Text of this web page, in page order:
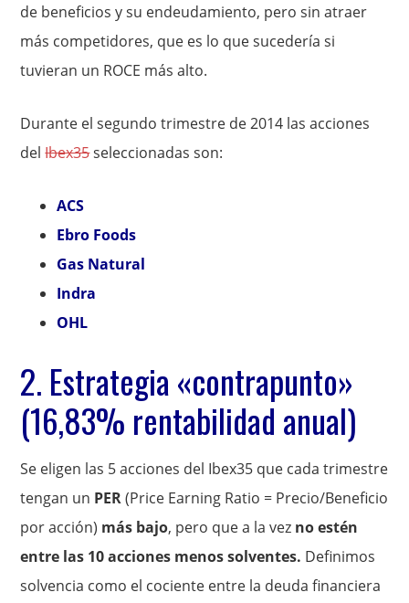
de beneficios y su endeudamiento, pero sin atraer
más competidores, que es lo que sucedería si
tuvieran un ROCE más alto.
Durante el segundo trimestre de 2014 las acciones
delIbex35seleccionadas son:
ACS
Ebro Foods
Gas Natural
Indra
OHL
2. Estrategia «contrapunto»
(16,83% rentabilidad anual)
Se eligen las 5 acciones del Ibex35 que cada trimestre
tengan un PER(Price Earning Ratio = Precio/Beneficio
por acción) más bajo, pero que a la vez no estén
entre las 10 acciones menos solventes. Definimos
solvencia como el cociente entre la deuda financiera